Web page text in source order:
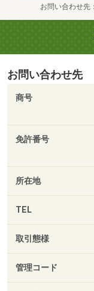
お問い合わせ先
お問い合わせ先
商号
免許番号
所在地
TEL
取引態様
管理コード